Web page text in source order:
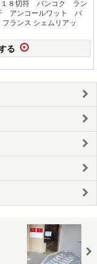
８切符 バンコク ラン
アンコールワット バ
ンス シェムリアッ
る